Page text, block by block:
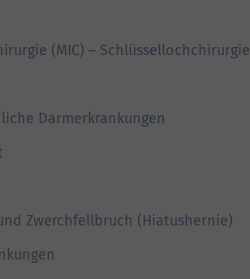
(MIC) – Schlüssellochchirurgie
Darmerkrankungen
Zwerchfellbruch (Hiatushernie)